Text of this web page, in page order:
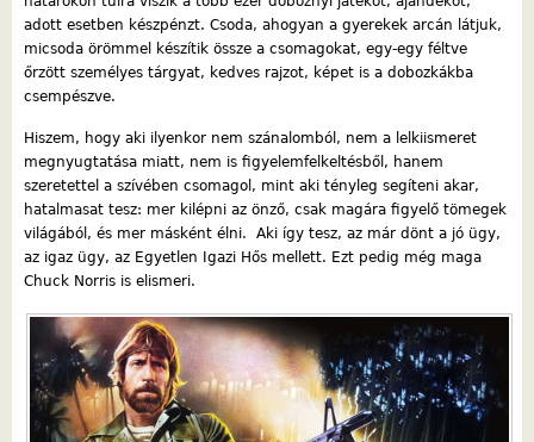
adott esetben készpénzt. Csoda, ahogyan a gyerekek arcán látjuk,
micsoda örömmel készítik össze a csomagokat, egy-egy féltve
őrzött személyes tárgyat, kedves rajzot, képet is a dobozkákba
csempészve.
Hiszem, hogy aki ilyenkor nem szánalomból, nem a lelkiismeret
megnyugtatása miatt, nem is figyelemfelkeltésből, hanem
szeretettel a szívében csomagol, mint aki tényleg segíteni akar,
hatalmasat tesz: mer kilépni az önző, csak magára figyelő tömegek
világából, és mer másként élni. Aki így tesz, az már dönt a jó ügy,
az igaz ügy, az Egyetlen Igazi Hős mellett. Ezt pedig még maga
Chuck Norris is elismeri.